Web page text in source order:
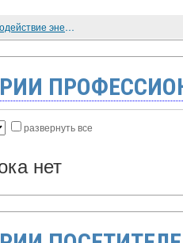
Нейтронная Вселенная. Взаимодействие энергии и массы. Потенциалы взаимодействия.
развернуть все
нет